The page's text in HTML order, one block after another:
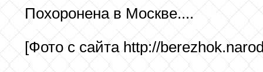
Похоронена в Москве....
[Фото с сайта http://